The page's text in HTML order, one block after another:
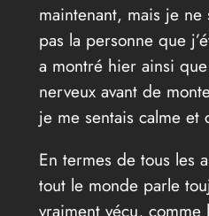
maintenant, mais je
pas la personne que
a montré hier ainsi
nerveux avant de
je me sentais calme et
En termes de tous les
tout le monde parle
vraiment vécu, comme